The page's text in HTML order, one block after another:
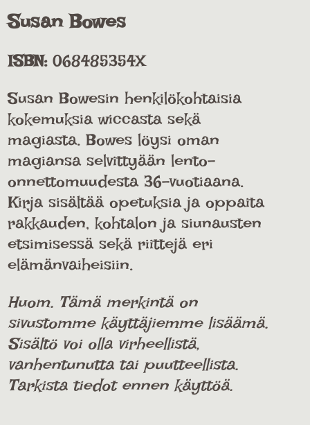
Susan Bowes
ISBN:068485354X
Susan Bowesin henkilökohtaisia
kokemuksia wiccasta sekä
magiasta. Bowes löysi oman
magiansa selvittyään lento-
onnettomuudesta 36-vuotiaana.
Kirja sisältää opetuksia ja oppaita
rakkauden, kohtalon ja siunausten
etsimisessä sekä riittejä eri
elämänvaiheisiin.
Huom. Tämä merkintä on
sivustomme käyttäjiemme lisäämä.
Sisältö voi olla virheellistä,
vanhentunutta tai puutteellista.
Tarkista tiedot ennen käyttöä.